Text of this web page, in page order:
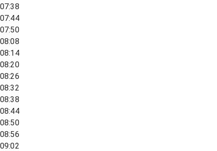
07:38
07:44
07:50
08:08
08:14
08:20
08:26
08:32
08:38
08:44
08:50
08:56
09:02